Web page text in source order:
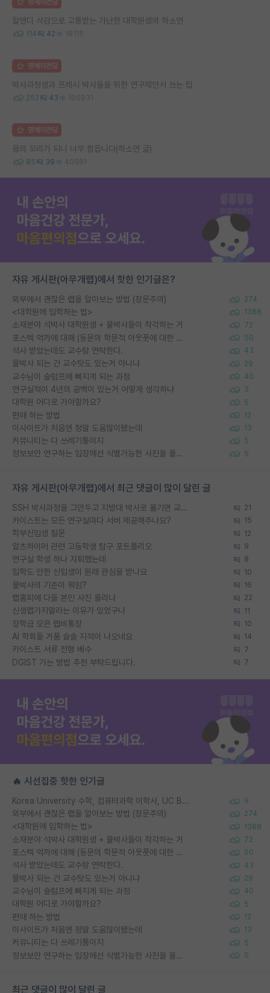
알앤디 삭감으로 고통받는 가난한 대학원생의 하소연
114 42 18115
명예의전당
박사과정생과 프레시 박사들을 위한 연구제안서 쓰는 팁
252 43 105931
명예의전당
용의 꼬리가 되니 너무 힘듭니다(하소연 글)
85 39 40981
자유 게시판(아무개랩)에서 핫한 인기글은?
외부에서 괜찮은 랩을 알아보는 방법 (장문주의) 274
<대학원에 입학하는 법> 1388
소재분야 석박사 대학원생 + 물박사들이 착각하는 거 72
포스텍 억까에 대해 (동문의 학문적 아웃풋에 대한 반박) 50
석사 받았는데도 교수랑 연락한다. 43
물박사 되는 건 교수탓도 있는거 아니냐 29
교수님이 슬럼프에 빠지게 되는 과정 40
연구실적이 4년의 공백이 있는거 어떻게 생각하냐 3
대학원 어디로 가야할까요? 5
편애 하는 방법 12
이사이트가 처음엔 정말 도움많이됐는데 13
커뮤니티는 다 쓰레기통이지 5
정보보안 연구하는 입장에선 식별가능한 사진을 올리는건 비추이긴함 5
자유 게시판(아무개랩)에서 최근 댓글이 많이 달린 글
SSH 박사과정을 그만두고 지방대 박사로 옮기면 교수의 꿈은 끝일까요? 21
카이스트는 모든 연구실마다 서버 제공해주나요? 15
학부신입생 질문 12
알츠하이머 관련 고등학생 탐구 포트폴리오 9
연구실 학생 하나 자퇴했는데 8
입학도 안한 신입생이 원래 관심을 받나요 10
물박사의 기준이 뭐임? 16
랩홈피에 다들 본인 사진 올리냐 22
신생랩가지말라는 이유가 있었구나 11
장학금 모은 랩비통장 10
AI 학회들 거품 슬슬 지적이 나오네요 14
카이스트 서류 전형 배수 7
DGIST 가는 방법 추천 부탁드립니다. 7
🔥 시선집중 핫한 인기글
Korea University 수학, 컴퓨터과학 이학사, UC Berkeley 산업공학 대학원 공학박사가 되는 것은 쉽지 않겠죠? 9
외부에서 괜찮은 랩을 알아보는 방법 (장문주의) 274
<대학원에 입학하는 법> 1388
소재분야 석박사 대학원생 + 물박사들이 착각하는 거 72
포스텍 억까에 대해 (동문의 학문적 아웃풋에 대한 반박) 50
석사 받았는데도 교수랑 연락한다. 43
물박사 되는 건 교수탓도 있는거 아니냐 29
교수님이 슬럼프에 빠지게 되는 과정 40
대학원 어디로 가야할까요? 5
편애 하는 방법 12
이사이트가 처음엔 정말 도움많이됐는데 13
커뮤니티는 다 쓰레기통이지 5
정보보안 연구하는 입장에선 식별가능한 사진을 올리는건 비추이긴함 5
최근 댓글이 많이 달린 글